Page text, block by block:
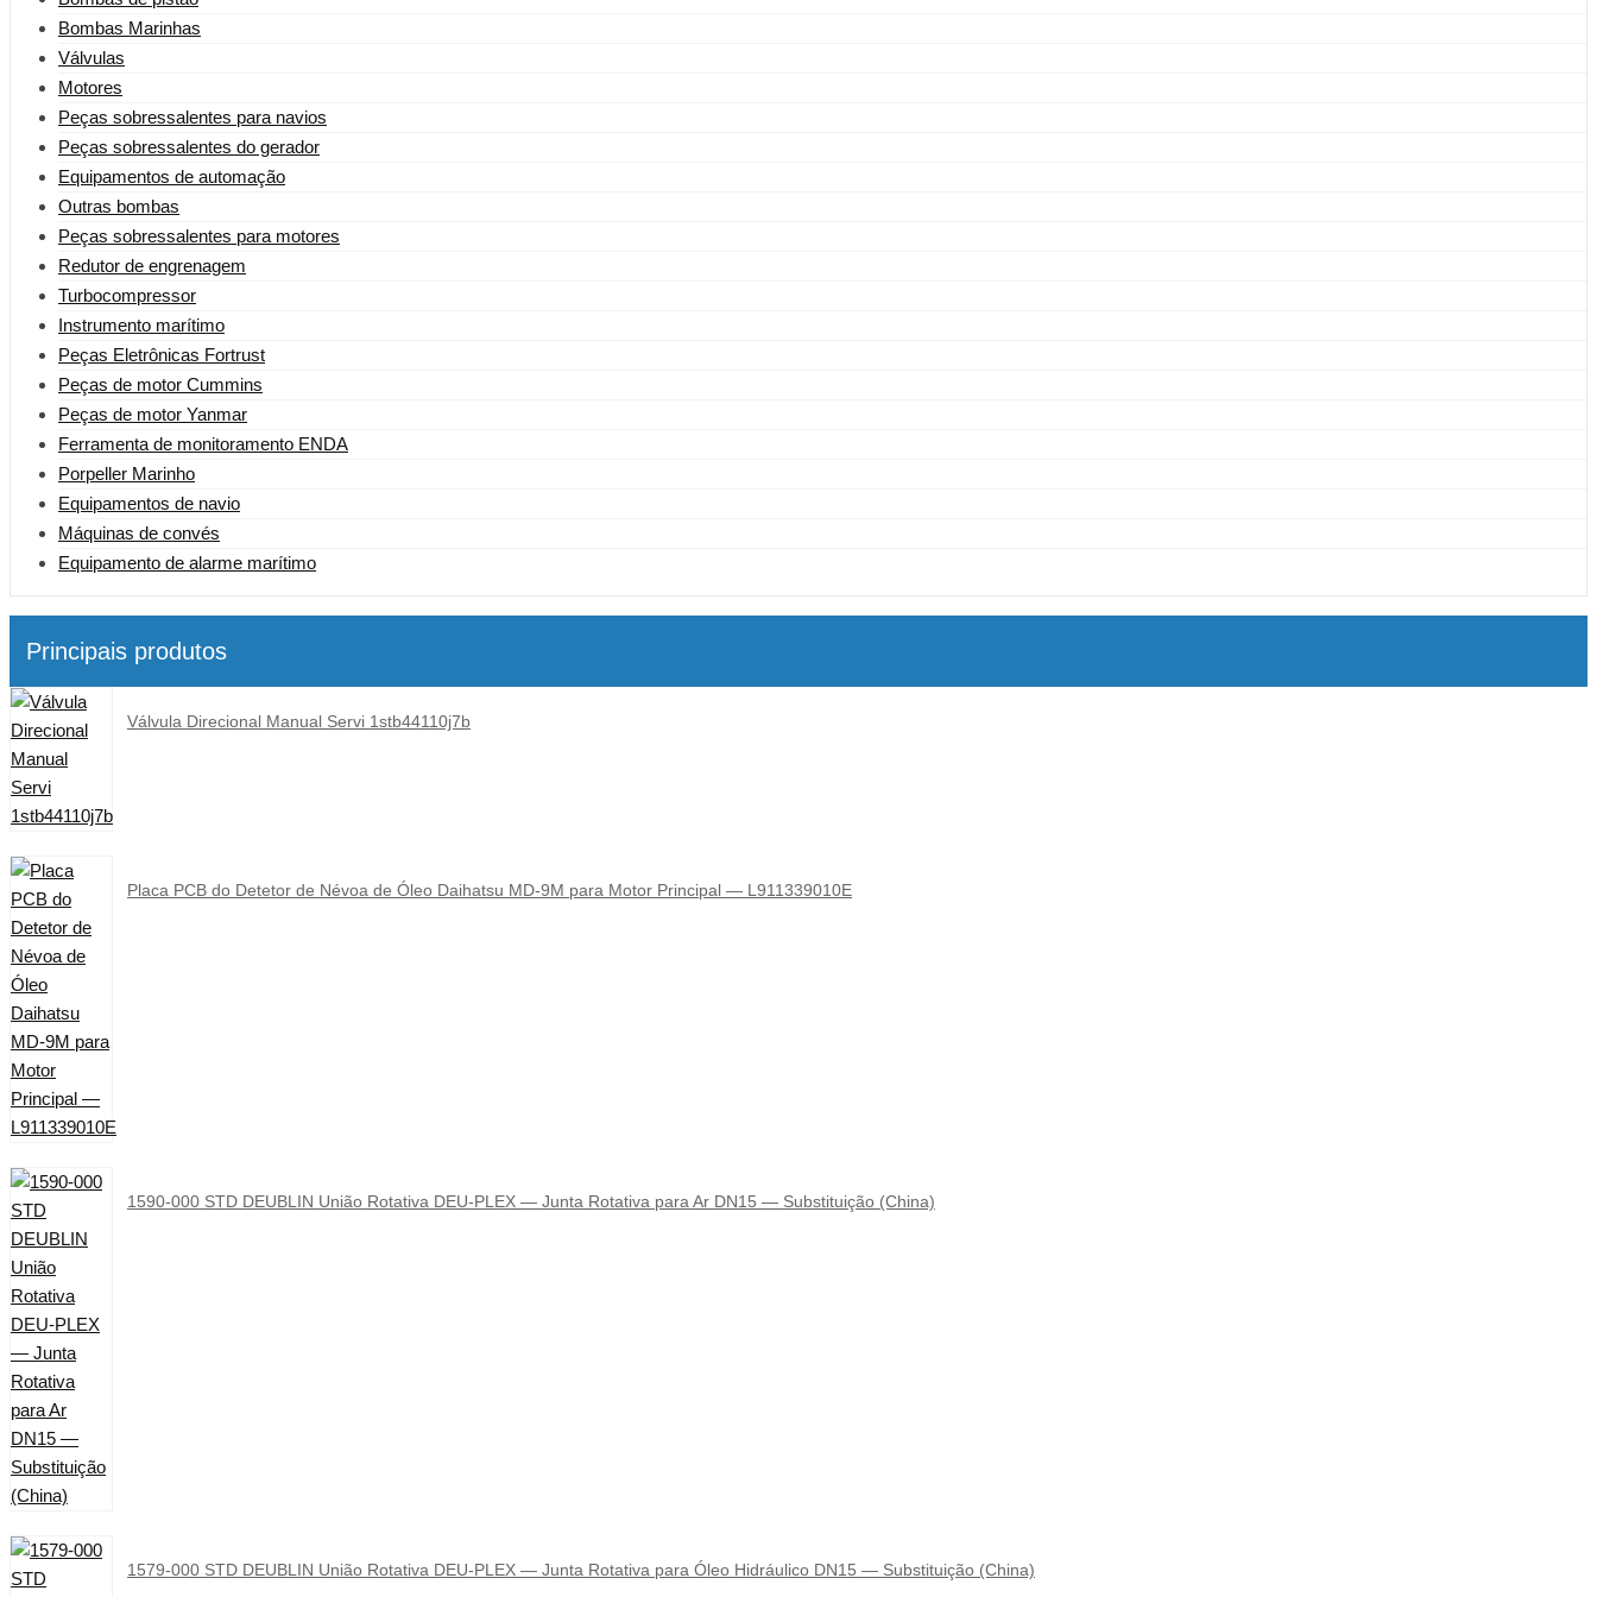
Bombas Marinhas
Válvulas
Motores
Peças sobressalentes para navios
Peças sobressalentes do gerador
Equipamentos de automação
Outras bombas
Peças sobressalentes para motores
Redutor de engrenagem
Turbocompressor
Instrumento marítimo
Peças Eletrônicas Fortrust
Peças de motor Cummins
Peças de motor Yanmar
Ferramenta de monitoramento ENDA
Porpeller Marinho
Equipamentos de navio
Máquinas de convés
Equipamento de alarme marítimo
Principais produtos
Válvula Direcional Manual Servi 1stb44110j7b
Placa PCB do Detetor de Névoa de Óleo Daihatsu MD-9M para Motor Principal — L911339010E
1590-000 STD DEUBLIN União Rotativa DEU-PLEX — Junta Rotativa para Ar DN15 — Substituição (China)
1579-000 STD DEUBLIN União Rotativa DEU-PLEX — Junta Rotativa para Óleo Hidráulico DN15 — Substituição (China)